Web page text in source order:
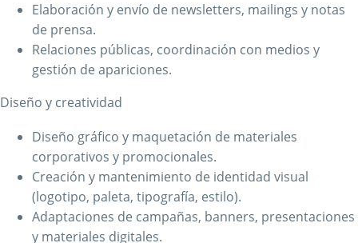
Elaboración y envío de newsletters, mailings y notas
de prensa.
Relaciones públicas, coordinación con medios y
gestión de apariciones.
Diseño y creatividad
Diseño gráfico y maquetación de materiales
corporativos y promocionales.
Creación y mantenimiento de identidad visual
(logotipo, paleta, tipografía, estilo).
Adaptaciones de campañas, banners, presentaciones
y materiales digitales.